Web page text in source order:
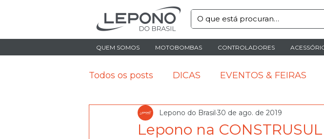
QUEM SOMOS MOTOBOMBAS CONTROLADORES
Todos os posts DICAS EVENTOS & FEIRAS
Lepono na
Lepono do Brasil 30 de ago. de 2019